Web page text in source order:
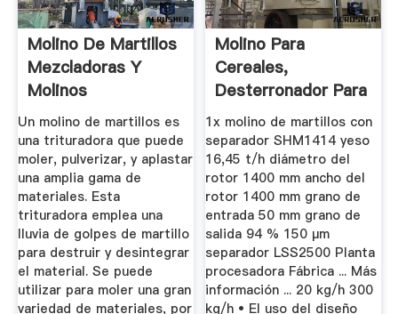
Molino De Martillos
Mezcladoras Y
Molinos
MAQUINOVA
Un molino de martillos es
una trituradora que puede
moler, pulverizar, y aplastar
una amplia gama de
materiales. Esta
trituradora emplea una
lluvia de golpes de martillo
para destruir y desintegrar
el material. Se puede
utilizar para moler una gran
variedad de materiales, por
Molino Para
Cereales,
Desterronador Para
Cereales Todos ...
1x molino de martillos con
separador SHM1414 yeso
16,45 t/h diámetro del
rotor 1400 mm ancho del
rotor 1400 mm grano de
entrada 50 mm grano de
salida 94 % 150 µm
separador LSS2500 Planta
procesadora Fábrica ... Más
información ... 20 kg/h 300
kg/h • El uso del diseño